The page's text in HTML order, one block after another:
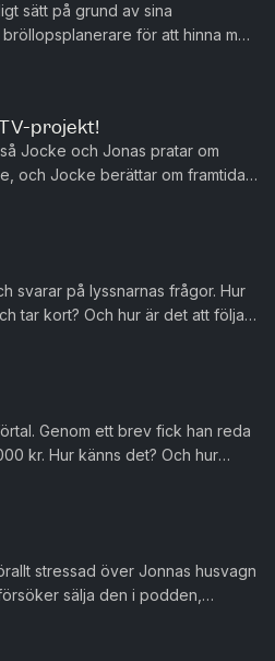
sätt på grund av sina
för att hinna med
projekt!
Jocke och Jonas pratar om
och Jocke berättar om framtida
svarar på lyssnarnas frågor. Hur
tar kort? Och hur är det att följa
Genom ett brev fick han reda
kr. Hur känns det? Och hur
stressad över Jonnas husvagn
sälja den i podden,
säga.